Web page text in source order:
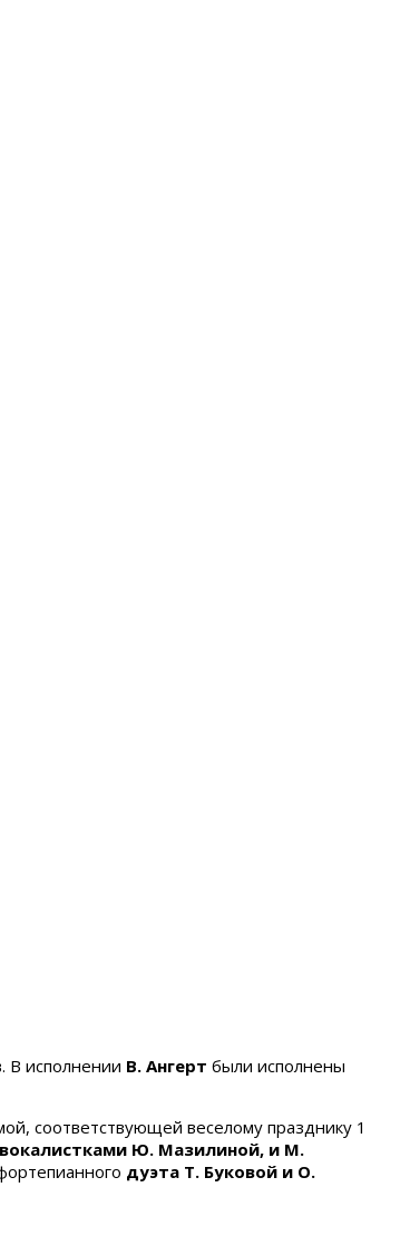
В исполнении В. Ангерт были исполнены
соответствующей веселому празднику 1
вокалистками Ю. Мазилиной, и М.
дуэта Т. Буковой и О.